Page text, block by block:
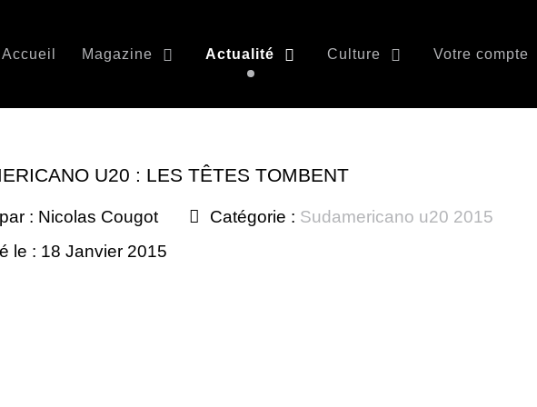
Accueil Magazine Actualité Culture Votre compte
U20 : LES TÊTES TOMBENT
: Nicolas Cougot Catégorie : Sudamericano u20 2015
le : 18 Janvier 2015